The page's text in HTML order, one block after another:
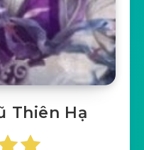
Thiên Hạ